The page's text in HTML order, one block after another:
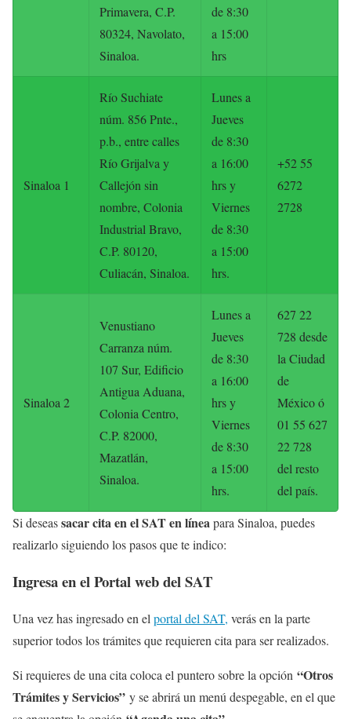
Primavera, C.P.
80324, Navolato,
Sinaloa.
de 8:30
a 15:00
hrs
Sinaloa 1
Río Suchiate
núm. 856 Pnte.,
p.b., entre calles
Río Grijalva y
Callejón sin
nombre, Colonia
Industrial Bravo,
C.P. 80120,
Culiacán, Sinaloa.
Lunes a
Jueves
de 8:30
a 16:00
hrs y
Viernes
de 8:30
a 15:00
hrs.
+52 55
6272
2728
Sinaloa 2
Venustiano
Carranza núm.
107 Sur, Edificio
Antigua Aduana,
Colonia Centro,
C.P. 82000,
Mazatlán,
Sinaloa.
Lunes a
Jueves
de 8:30
a 16:00
hrs y
Viernes
de 8:30
a 15:00
hrs.
627 22
728 desde
la Ciudad
de
México ó
01 55 627
22 728
del resto
del país.
Si deseassacar cita en el SAT en líneapara Sinaloa, puedes
realizarlo siguiendo los pasos que te indico:
Ingresa en el Portal web del SAT
Una vez has ingresado en el portal del SAT, verás en la parte
superior todos los trámites que requieren cita para ser realizados.
Si requieres de una cita coloca el puntero sobre la opción “Otros
Trámites y Servicios” y se abrirá un menú despegable, en el que